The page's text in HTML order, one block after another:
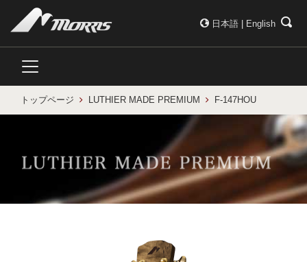
日本語 English
トップページ LUTHIER MADE PREMIUM F-147HOU